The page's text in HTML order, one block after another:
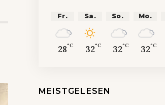
Fr.
28°C
Sa.
32°C
So.
32°C
Mo.
32°C
MEISTGELESEN